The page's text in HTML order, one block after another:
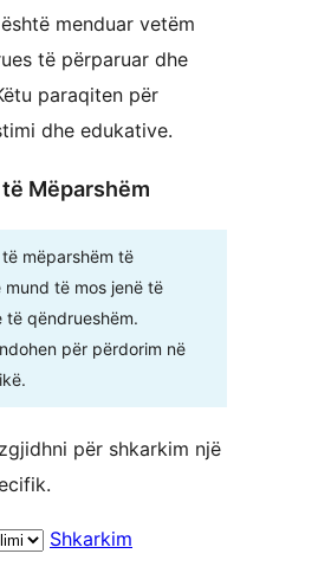
menduar vetëm
të përparuar dhe
paraqiten për
dhe edukative.
Mëparshëm
mëparshëm të
mund të mos jenë të
të qëndrueshëm.
për përdorim në
për shkarkim një
Shkarkim